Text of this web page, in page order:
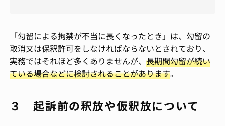
「勾留による拘禁が不当に長くなったとき」は、勾留の
取消又は保釈許可をしなければならないとされており、
実務ではそれほど多くありませんが、長期間勾留が続い
ている場合などに検討されることがあります。
３ 起訴前の釈放や仮釈放について